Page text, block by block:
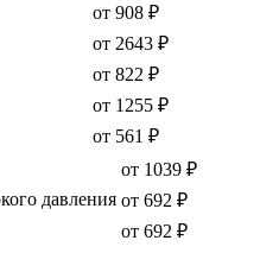
от 908 ₽
от 2643 ₽
от 822 ₽
от 1255 ₽
от 561 ₽
от 1039 ₽
давления от 692 ₽
от 692 ₽